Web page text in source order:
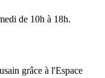
de 10h à 18h.
grâce à l'Espace